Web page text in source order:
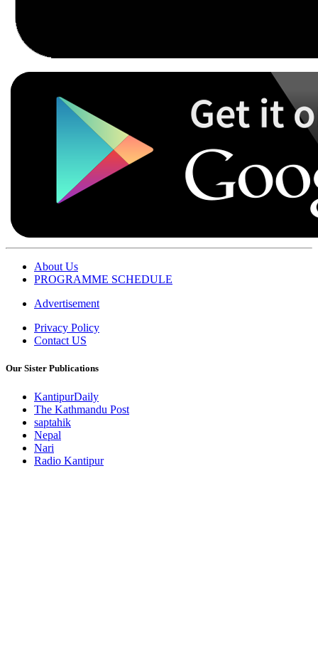
About Us
PROGRAMME SCHEDULE
Advertisement
Privacy Policy
Contact US
Our Sister Publications
KantipurDaily
The Kathmandu Post
saptahik
Nepal
Nari
Radio Kantipur